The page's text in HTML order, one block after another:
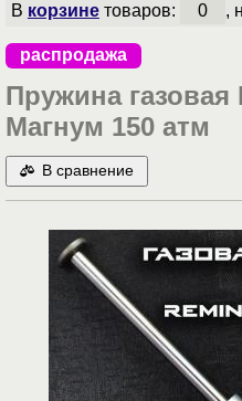
В корзинетоваров: 0 ,
распродажа
Пружина газовая
Магнум 150 атм
В сравнение